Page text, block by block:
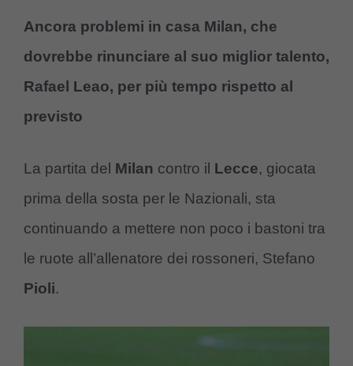
Ancora problemi in casa Milan, che
dovrebbe rinunciare al suo miglior talento,
Rafael Leao, per più tempo rispetto al
previsto
La partita del Milan contro il Lecce, giocata
prima della sosta per le Nazionali, sta
continuando a mettere non poco i bastoni tra
le ruote all’allenatore dei rossoneri, Stefano
Pioli.